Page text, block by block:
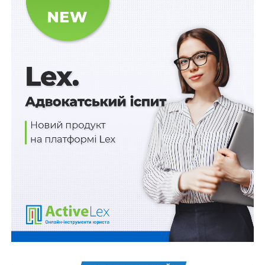
Зокрема дія Порядку поширюється на суб’єктів
первинного фінансового моніторингу, державне
регулювання і нагляд за якими у сфері запобігання та
протидії легалізації (відмиванню) доходів, одержаних
злочинним шляхом, фінансуванню тероризму та
фінансуванню розповсюдження зброї масового
знищення здійснюється Міністерством юстиції
України, територіальними органами Міністерства
юстиції України, а саме: адвокатські бюро,
адвокатські об’єднання та адвокатів, які здійснюють
адвокатську діяльність індивідуально; нотаріусів;
суб’єктів господарювання, що надають юридичні
послуги; осіб, які надають послуги щодо створення,
забезпечення діяльності або управління юридичними
особами.
Розгляд справ та застосування до суб’єкта заходів